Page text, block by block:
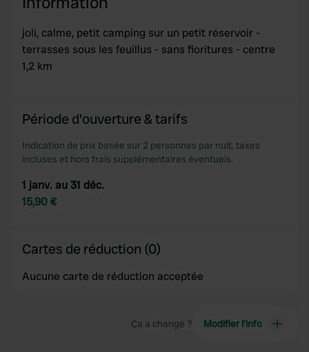
joli, calme, petit camping sur un petit réservoir -
terrasses sous les feuillus - sans fioritures - centre
1,2 km
Période d'ouverture & tarifs
Indication de prix basée sur 2 personnes par nuit, taxes
incluses et hors frais supplémentaires éventuels.
1 janv. au 31 déc.
15,90 €
Cartes de réduction (0)
Aucune carte de réduction acceptée
Ça a changé ? Modifier l’info